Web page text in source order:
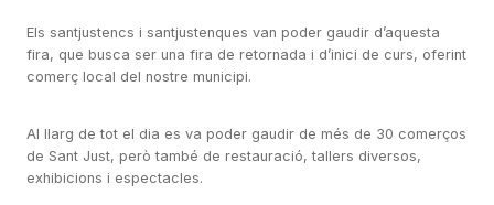
Els santjustencs i santjustenques van poder gaudir d’aquesta
fira, que busca ser una fira de retornada i d’inici de curs, oferint
comerç local del nostre municipi.
Al llarg de tot el dia es va poder gaudir de més de 30 comerços
de Sant Just, però també de restauració, tallers diversos,
exhibicions i espectacles.